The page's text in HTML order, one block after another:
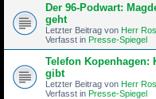
Der 96-Podwart:
geht
Letzter Beitrag von Herr
Verfasst in Presse-Spiegel
Telefon Kopenhagen:
gibt
Letzter Beitrag von Herr
Verfasst in Presse-Spiegel